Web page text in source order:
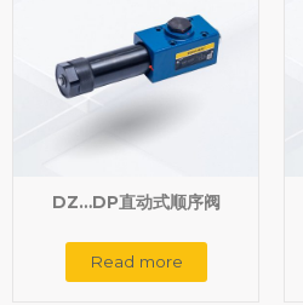
DZ…DP直动式顺序阀
Read more